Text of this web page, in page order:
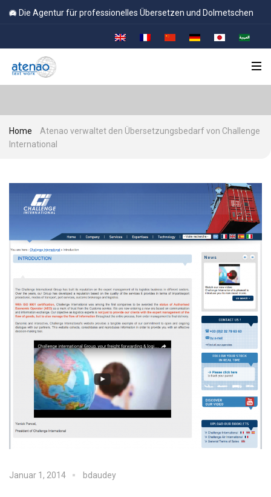
Die Agentur für professionelles Übersetzen und Dolmetschen
Home
Atenao verwaltet den Übersetzungsbedarf von Challenge
International
Januar 1, 2014 bdaudey
Cookie-Einstellungen